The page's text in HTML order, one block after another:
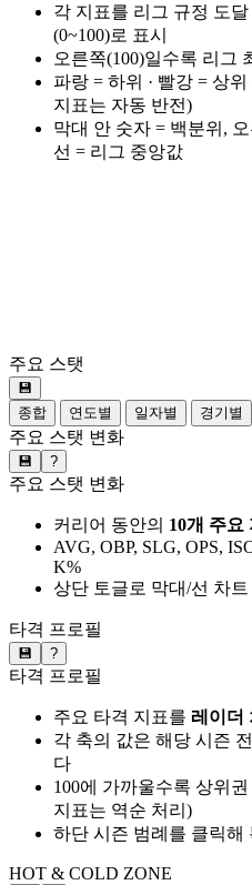
각 지표를 리그 규정 도
(0~100)로 표시
오른쪽(100)일수록 리그
파랑 = 하위 · 빨강 = 상
지표는 자동 반전)
막대 안 숫자 = 백분위,
선 = 리그 중앙값
주요 스탯
💾
종합
연도별 일자별 경기별
주요 스탯 변화
💾 ?
주요 스탯 변화
커리어 동안의 10개 주요
AVG, OBP, SLG, OPS,
K%
상단 토글로 막대/선 차
타격 프로필
💾 ?
타격 프로필
주요 타격 지표를 레이더
각 축의 값은 해당 시즌
다
100에 가까울수록 상위
지표는 역순 처리)
하단 시즌 범례를 클릭해
HOT & COLD ZONE